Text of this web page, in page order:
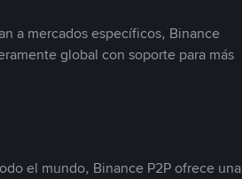
a mercados específicos, Binance
global con soporte para más
el mundo, Binance P2P ofrece una